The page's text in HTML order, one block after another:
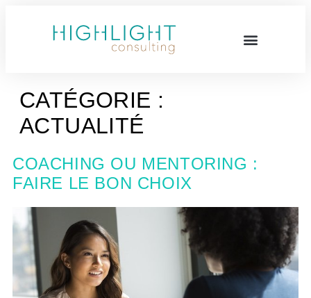
CATÉGORIE :
ACTUALITÉ
COACHING OU MENTORING :
FAIRE LE BON CHOIX